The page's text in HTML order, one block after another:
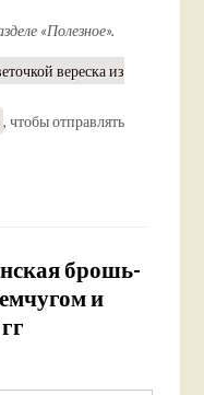
«Полезное».
вереска из
, чтобы отправлять
брошь-
и